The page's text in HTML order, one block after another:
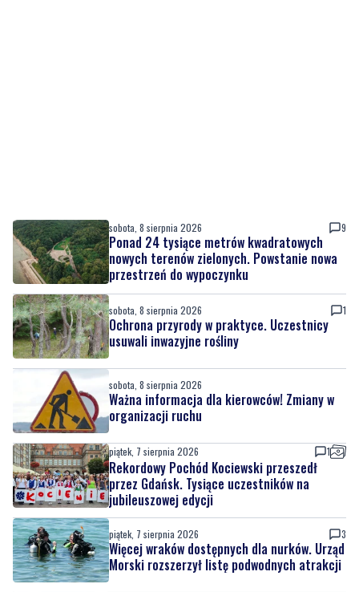
sobota, 8 sierpnia 2026 9
Ponad 24 tysiące metrów kwadratowych
nowych terenów zielonych. Powstanie nowa
przestrzeń do wypoczynku
sobota, 8 sierpnia 2026 1
Ochrona przyrody w praktyce. Uczestnicy
usuwali inwazyjne rośliny
sobota, 8 sierpnia 2026
Ważna informacja dla kierowców! Zmiany w
organizacji ruchu
piątek, 7 sierpnia 2026 1
Rekordowy Pochód Kociewski przeszedł
przez Gdańsk. Tysiące uczestników na
jubileuszowej edycji
piątek, 7 sierpnia 2026 3
Więcej wraków dostępnych dla nurków. Urząd
Morski rozszerzył listę podwodnych atrakcji